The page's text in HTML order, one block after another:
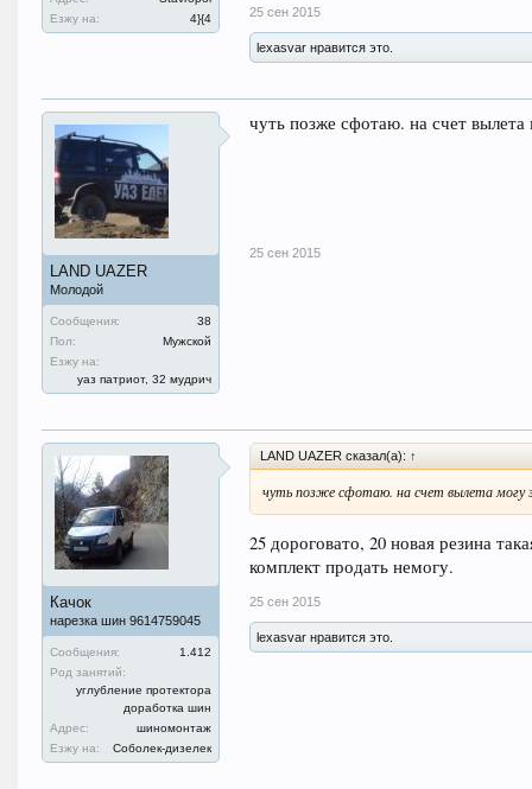
Езжу на:
4}{4 25 сен 2015
lexasvar нравится это.
LAND UAZER
Молодой
Сообщения:
38
Пол:
Мужской
Езжу на:
уаз патриот, 32 мудрич
чуть позже сфотаю. на счет вылета
25 сен 2015
Качок
нарезка шин 9614759045
Сообщения:
1.412
Род занятий:
углубление протектора
доработка шин
Адрес:
шиномонтаж
Езжу на:
Соболек-дизелек
LAND UAZER сказал(а): ↑
чуть позже сфотаю. на счет вылета могу
25 дороговато, 20 новая резина
комплект продать немогу.
25 сен 2015
lexasvar нравится это.